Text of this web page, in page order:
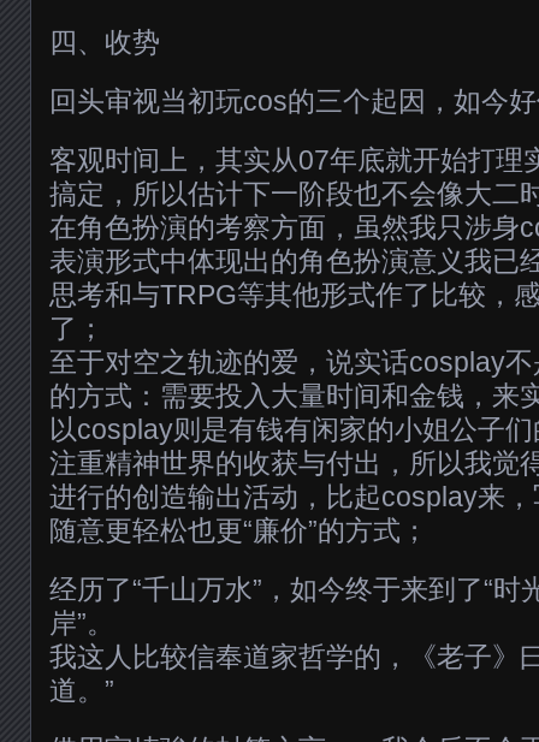
四、收势
回头审视当初玩cos的三个起因，如今
客观时间上，其实从07年底就开始打理
搞定，所以估计下一阶段也不会像大二
在角色扮演的考察方面，虽然我只涉身
表演形式中体现出的角色扮演意义我已
思考和与TRPG等其他形式作了比较，
了；
至于对空之轨迹的爱，说实话cosplay不
的方式：需要投入大量时间和金钱，来
以cosplay则是有钱有闲家的小姐公子
注重精神世界的收获与付出，所以我觉
进行的创造输出活动，比起cosplay来
随意更轻松也更“廉价”的方式；
经历了“千山万水”，如今终于来到了“时
岸”。
我这人比较信奉道家哲学的，《老子》
道。”